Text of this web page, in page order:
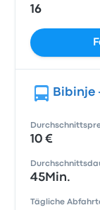
16
Bibinje
10 €
45Min.
Tägliche